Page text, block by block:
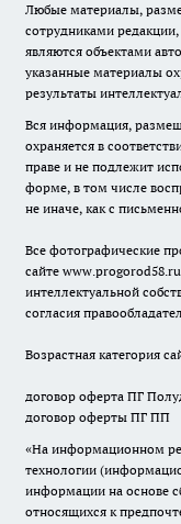
Любые материалы,
сотрудниками
являются объектами
указанные материалы
результаты
Вся информация,
охраняется в
праве и не подлежит
форме, в том числе
не иначе, как с
Все фотографические
сайте www.progorod58.ru
интеллектуальной
согласия
Возрастная категория
договор оферта ПГ
договор оферты ПГ ПП
«На информационном
технологии
информации на основе
относящихся к